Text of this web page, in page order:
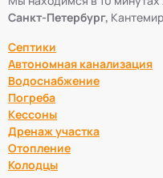
Септики Оптима
Септики БиоДека 28
Септики Генезис
Санкт-Петербург,
Септики
Автономная канализация
Водоснабжение
Погреба
Кессоны
Дренаж участка
Отопление
Колодцы